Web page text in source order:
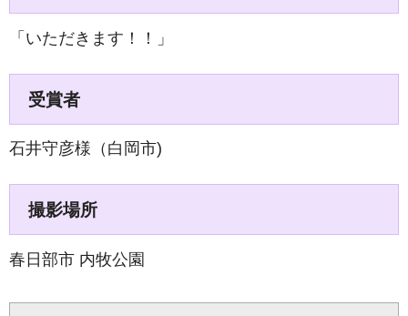
「いただきます！！」
受賞者
石井守彦様（白岡市)
撮影場所
春日部市 内牧公園